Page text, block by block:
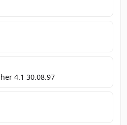
4.1 30.08.97